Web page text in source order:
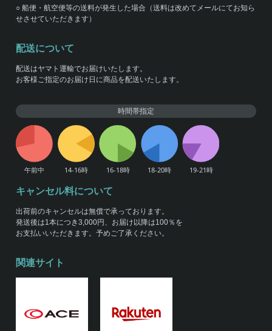
○ 船便・航空便等の送料が発生した場合（送料は改めてメールにてお知ら
せさせていただきます）
配送について
配送はヤマト運輸でお届けいたします。
お客様ご指定のお届け日に商品を配送いたします。
時間帯指定
キャンセル料について
出荷前のキャンセルは無償で承っております。
発送後は1本につき3,000円、お届け以降は100％を
お支払いいただきます。予めご了承ください。
関連サイト